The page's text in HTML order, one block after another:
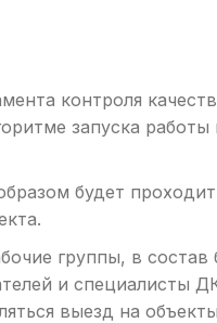
контроля
запуска
будет
группы, в состав
и специалисты
выезд на